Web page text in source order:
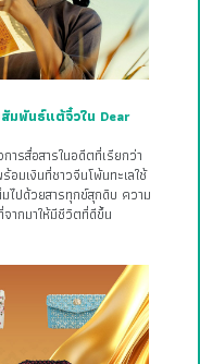
มพันธ์แต้จิ๋วใน Dear
ารสื่อสารในอดีตที่เรียกว่า
มเงินที่ชาวจีนโพ้นทะเลใช้
ไปด้วยสารทุกข์สุกดิบ ความ
ากมาให้มีชีวิตที่ดีขึ้น